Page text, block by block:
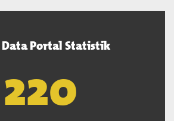
Data Portal Statistik
222